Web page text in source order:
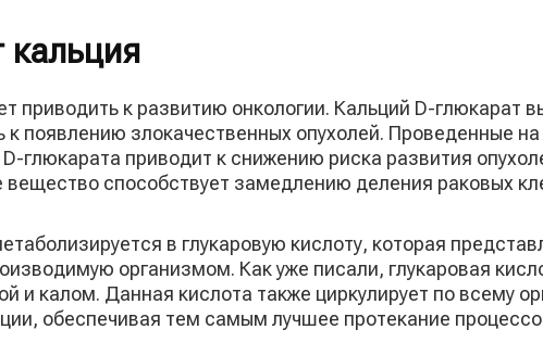
кальция
к развитию онкологии. Кальций D-глюкарат
появлению злокачественных опухолей. Проведенные
глюкарата приводит к снижению риска развития
способствует замедлению деления раковых
в глукаровую кислоту, которая
организмом. Как уже писали, глукаровая
калом. Данная кислота также циркулирует по всему
обеспечивая тем самым лучшее протекание